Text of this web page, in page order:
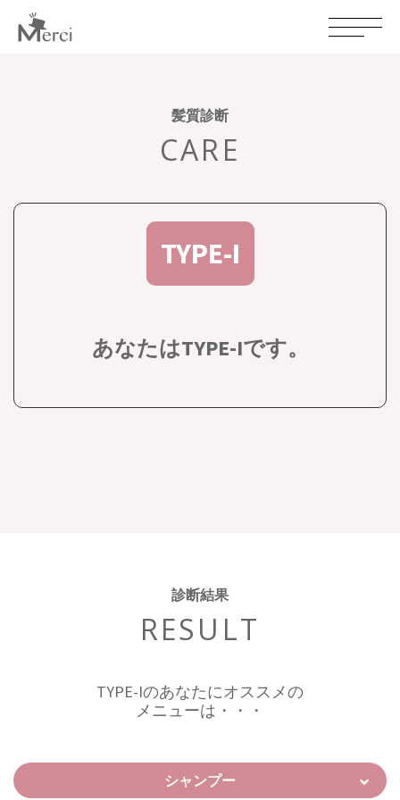
髪質診断
CARE
TYPE-I
あなたはTYPE-Iです。
診断結果
RESULT
TYPE-Iのあなたにオススメの
メニューは・・・
シャンプー